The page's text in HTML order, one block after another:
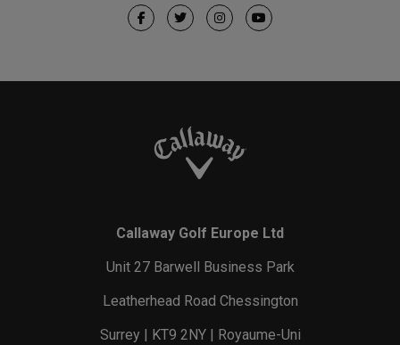
Callaway Golf Europe Ltd
Unit 27 Barwell Business Park
Leatherhead Road Chessington
Surrey | KT9 2NY | Royaume-Uni